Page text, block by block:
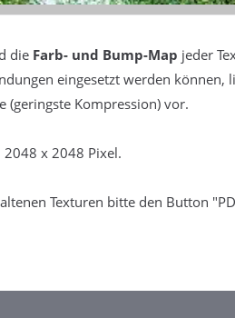
die Farb- und Bump-Map jeder
eingesetzt werden können,
(geringste Kompression) vor.
2048 x 2048 Pixel.
Texturen bitte den Button